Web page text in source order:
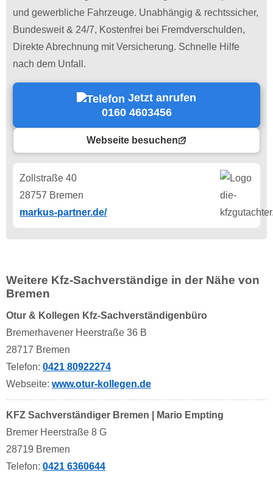
und gewerbliche Fahrzeuge. Unabhängig & rechtssicher,
Bundesweit & 24/7, Kostenfrei bei Fremdverschulden,
Direkte Abrechnung mit Versicherung. Schnelle Hilfe
nach dem Unfall.
Jetzt anrufen
0160 4603456
Webseite besuchen
Zollstraße 40
28757 Bremen
markus-partner.de/
Weitere Kfz-Sachverständige in der Nähe von
Bremen
Otur & Kollegen Kfz-Sachverständigenbüro
Bremerhavener Heerstraße 36 B
28717 Bremen
Telefon: 0421 80922274
Webseite: www.otur-kollegen.de
KFZ Sachverständiger Bremen | Mario Empting
Bremer Heerstraße 8 G
28719 Bremen
Telefon: 0421 6360644